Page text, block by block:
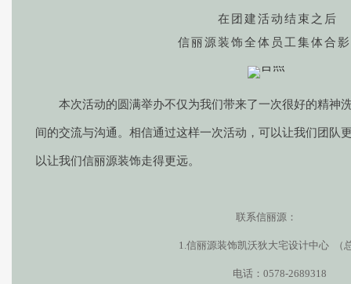
在团建活动结束之后
信丽源装饰全体员工集体合
本次活动的圆满举办不仅为我们带来了一次很好的精神
间的交流与沟通。相信通过这样一次活动，可以让我们团队
以让我们信丽源装饰走得更远。
联系信丽源：
1.信丽源装饰凯沃狄大宅设计中心 （
电话：0578-2689318